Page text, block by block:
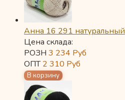
Анна 16 291 натуральный
Цена склада:
РОЗН 3 234 Руб
ОПТ2 310 Руб